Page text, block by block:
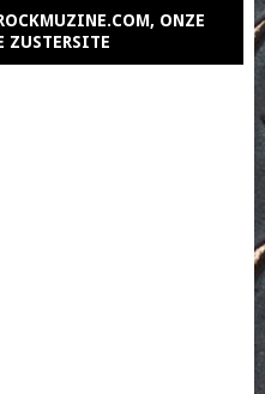
ONZE
ZUSTERSITE